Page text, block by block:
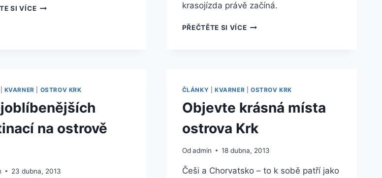
SI VÍCEOSTROV
krasojízda právě začíná.
PŘEČTĚTE SI VÍCE5
KVARNER OSTROV KRK
na ostrově
23 dubna, 2013
ČLÁNKY |KVARNER OSTROV KRK
Objevte krásná místa
ostrova Krk
Od admin 18 dubna, 2013
Češi a Chorvatsko – to k sobě patří jako